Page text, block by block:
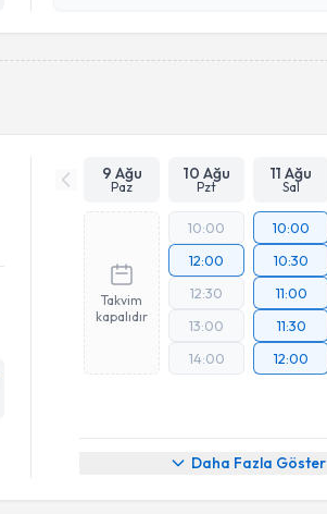
9 Ağu
Paz
10 Ağu
Pzt
11 Ağu
Sal
Takvim
kapalıdır
10:00
12:00
12:30
13:00
14:00
10:00
10:30
11:00
11:30
12:00
Daha Fazla Göster